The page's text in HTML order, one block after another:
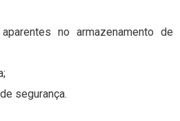
no armazenamento de
segurança.